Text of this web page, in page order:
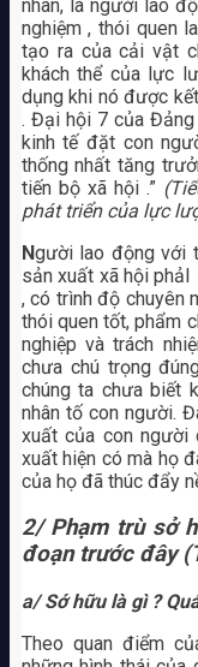
nhân, là người lao
nghiệm , thói quen
tạo ra của cải vật
khách thể của lực
dụng khi nó được
. Đại hội 7 của Đảng
kinh tế đặt con
thống nhất tăng
tiến bộ xã hội .”
phát triển của lực
Người lao động với
sản xuất xã hội
, có trình độ chuyên
thói quen tốt, phẩm
nghiệp và trách
chưa chú trọng
chúng ta chưa biết
nhân tố con người.
xuất của con người
xuất hiện có mà họ
của họ đã thúc đẩy
2/ Phạm trù sở
đoạn trước đây
a/ Sớ hữu là gì ?
Theo quan điểm